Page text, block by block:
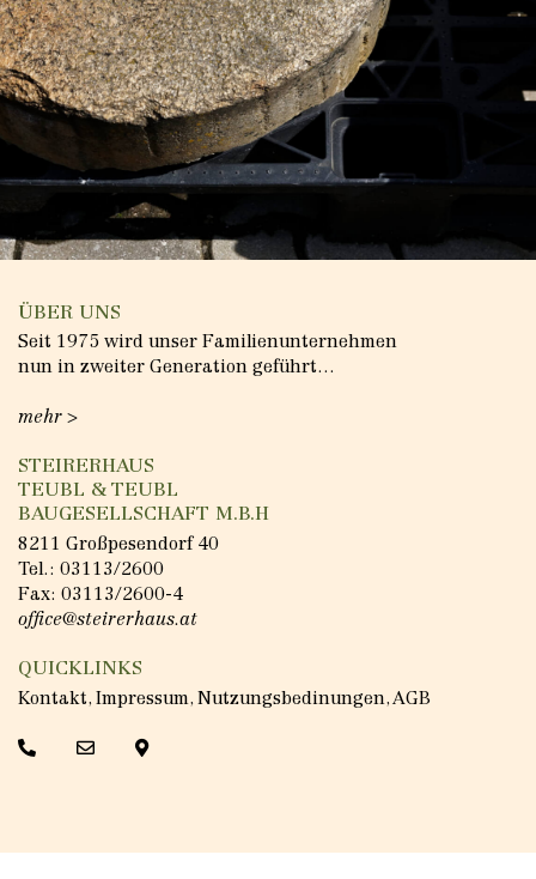
ÜBER UNS
Seit 1975 wird unser Familienunternehmen
nun in zweiter Generation geführt…
mehr >
STEIRERHAUS
TEUBL & TEUBL
BAUGESELLSCHAFT M.B.H
8211 Großpesendorf 40
Tel.: 03113/2600
Fax: 03113/2600-4
office@steirerhaus.at
QUICKLINKS
Kontakt, Impressum, Nutzungsbedinungen,AGB